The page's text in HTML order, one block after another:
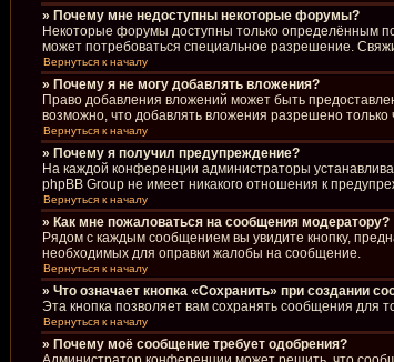
» Почему мне недоступны некоторые форумы?
Некоторые форумы доступны только определённым
может потребоваться специальное разрешение.
Вернуться к началу
» Почему я не могу добавлять вложения?
Право добавления вложений может быть
возможно, что добавлять вложения разрешено
Вернуться к началу
» Почему я получил предупреждение?
На каждой конференции администраторы
phpBB Group не имеет никакого отношения к
Вернуться к началу
» Как мне пожаловаться на сообщения модератору?
Рядом с каждым сообщением вы увидите кнопку,
необходимых для оправки жалобы на сообщение.
Вернуться к началу
» Что означает кнопка «Сохранить» при создании
Эта кнопка позволяет вам сохранять сообщения для
Вернуться к началу
» Почему моё сообщение требует одобрения?